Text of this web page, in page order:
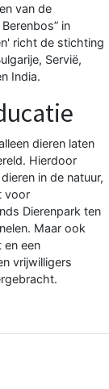
van de
in
richt de stichting
Servië,
India.
dieren laten
Hierdoor
in de natuur,
voor
Dierenpark ten
Maar ook
en een
vrijwilligers